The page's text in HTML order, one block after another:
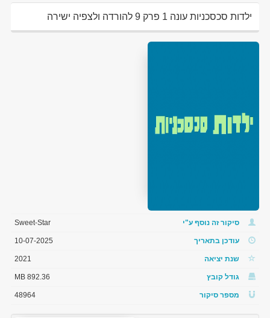
ילדות סכסכניות עונה 1 פרק 9 להורדה ולצפיה ישירה
סיקור זה נוסף ע"י Sweet-Star
עודכן בתאריך 10-07-2025
שנת יציאה 2021
גודל קובץ 892.36 MB
מספר סיקור 48964